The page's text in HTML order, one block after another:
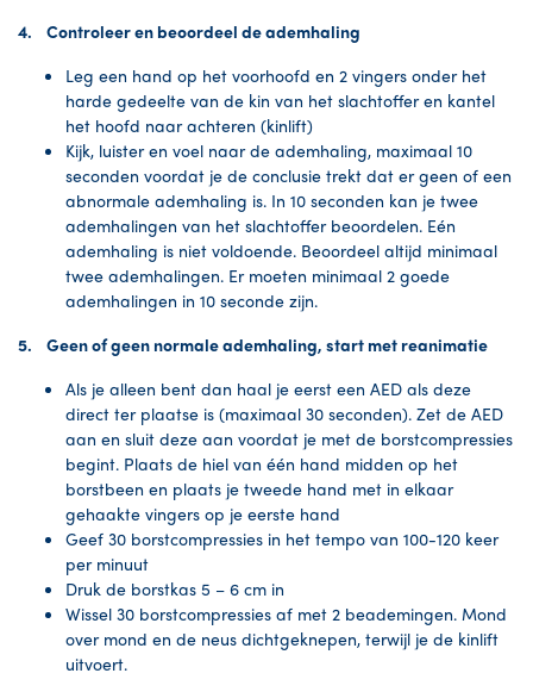
4. Controleer en beoordeel de ademhaling
Leg een hand op het voorhoofd en 2 vingers onder het
harde gedeelte van de kin van het slachtoffer en kantel
het hoofd naar achteren (kinlift)
Kijk, luister en voel naar de ademhaling, maximaal 10
seconden voordat je de conclusie trekt dat er geen of een
abnormale ademhaling is. In 10 seconden kan je twee
ademhalingen van het slachtoffer beoordelen. Eén
ademhaling is niet voldoende. Beoordeel altijd minimaal
twee ademhalingen. Er moeten minimaal 2 goede
ademhalingen in 10 seconde zijn.
5. Geen of geen normale ademhaling, start met reanimatie
Als je alleen bent dan haal je eerst een AED als deze
direct ter plaatse is (maximaal 30 seconden). Zet de AED
aan en sluit deze aan voordat je met de borstcompressies
begint. Plaats de hiel van één hand midden op het
borstbeen en plaats je tweede hand met in elkaar
gehaakte vingers op je eerste hand
Geef 30 borstcompressies in het tempo van 100-120 keer
per minuut
Druk de borstkas 5 – 6 cm in
Wissel 30 borstcompressies af met 2 beademingen. Mond
over mond en de neus dichtgeknepen, terwijl je de kinlift
uitvoert.